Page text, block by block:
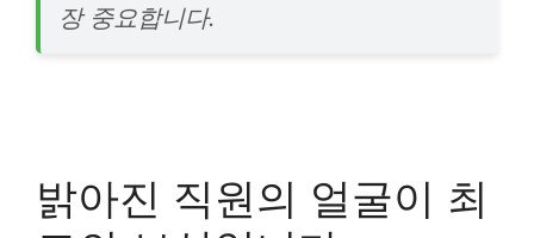
장 중요합니다.
밝아진 직원의 얼굴이 최